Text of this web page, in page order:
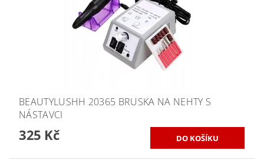
BEAUTYLUSHH 20365 BRUSKA NA NEHTY S
NÁSTAVCI
325 Kč